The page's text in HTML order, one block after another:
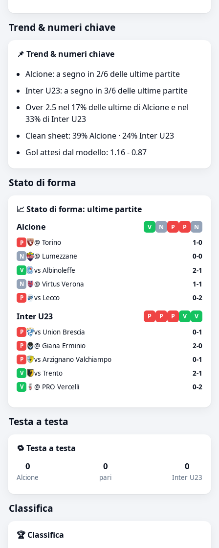
Trend & numeri chiave
📌 Trend & numeri chiave
Alcione: a segno in 2/6 delle ultime partite
Inter U23: a segno in 3/6 delle ultime partite
Over 2.5 nel 17% delle ultime di Alcione e nel
33% di Inter U23
Clean sheet: 39% Alcione · 24% Inter U23
Gol attesi dal modello: 1.16 - 0.87
Stato di forma
📈 Stato di forma: ultime partite
Alcione
V N P P N
P @ Torino 1-0
N @ Lumezzane 0-0
V vs Albinoleffe 2-1
N @ Virtus Verona 1-1
P vs Lecco 0-2
Inter U23 P P P V V
P vs Union Brescia 0-1
P @ Giana Erminio 2-0
P vs Arzignano Valchiampo 0-1
V vs Trento 2-1
V @ PRO Vercelli 0-2
Testa a testa
🔁 Testa a testa
0
Alcione
0
pari
0
Inter U23
Classifica
🏆 Classifica